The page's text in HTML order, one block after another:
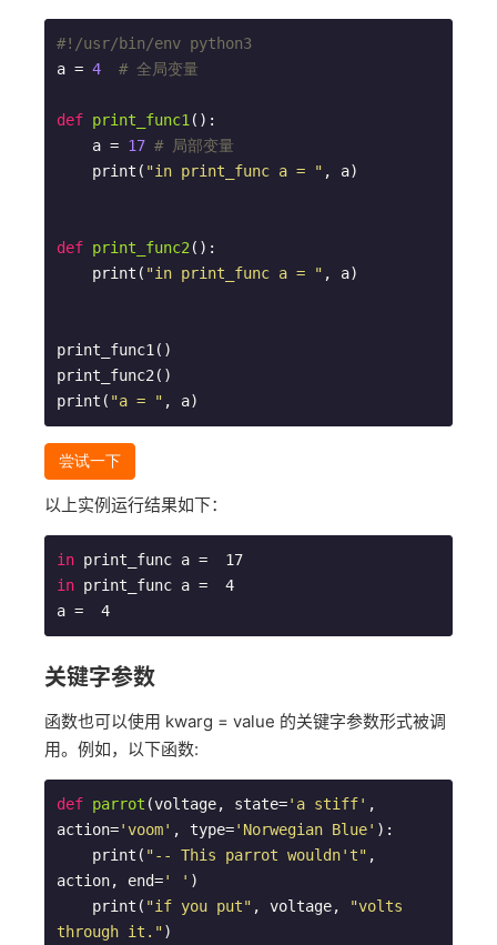
#!/usr/bin/env python3
a = 4 # 全局变量
def print_func1 () :
    a =
17 # 局部变量
    print(
"in print_func a = " , a)
def print_func2 () :
    print(
"in print_func a = " , a)
print_func1()
print_func2()
print( "a = "
尝试一下
以上实例运行结果如下：
in
in print_func a =  4
关键字参数
函数也可以使用 kwarg = value 的关键字参数形式被调
用。例如，以下函数:
def parrot (voltage, state='a stiff' ,
action='voom' , type='Norwegian Blue' ) :
    print(
"-- This parrot wouldn't" ,
action, end=' ' )
    print(
"if you put" , voltage,
"volts
through it.")